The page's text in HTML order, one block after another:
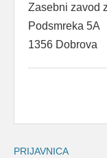
Zasebni zavod
Podsmreka 5A
1356 Dobrova
PRIJAVNICA